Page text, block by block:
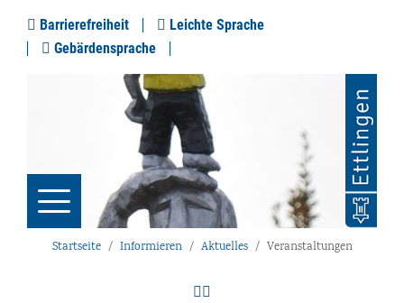
Barrierefreiheit
Leichte Sprache
Gebärdensprache
Startseite Informieren Aktuelles Veranstaltungen